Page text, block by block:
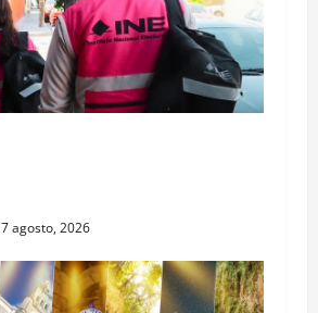
7 agosto, 2026